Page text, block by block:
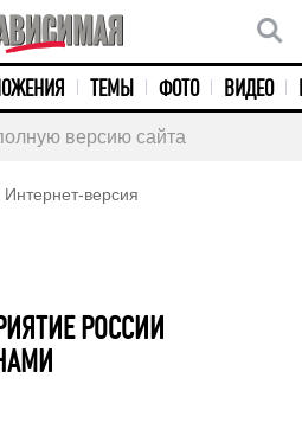
ТЕМЫ ФОТО ВИДЕО
версию сайта
Интернет-версия
РОССИИ